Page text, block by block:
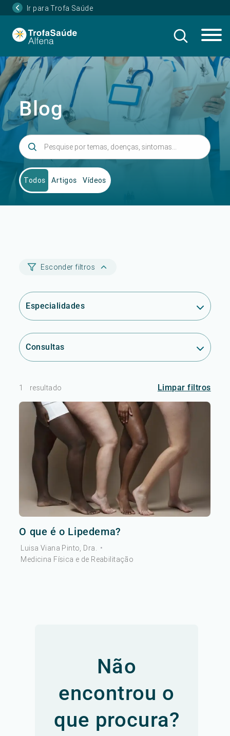
Ir para Trofa Saúde
Blog
Todos Artigos Vídeos
Esconder filtros
Especialidades
Consultas
1 resultado Limpar filtros
O que é o Lipedema?
Luisa Viana Pinto, Dra. •
Medicina Física e de Reabilitação
Não
encontrou o
que procura?